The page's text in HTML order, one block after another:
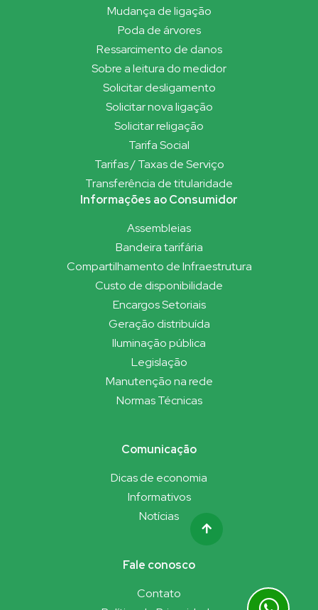
Mudança de ligação
Poda de árvores
Ressarcimento de danos
Sobre a leitura do medidor
Solicitar desligamento
Solicitar nova ligação
Solicitar religação
Tarifa Social
Tarifas / Taxas de Serviço
Transferência de titularidade
Informações ao Consumidor
Assembleias
Bandeira tarifária
Compartilhamento de Infraestrutura
Custo de disponibilidade
Encargos Setoriais
Geração distribuída
Iluminação pública
Legislação
Manutenção na rede
Normas Técnicas
Comunicação
Dicas de economia
Informativos
Notícias
Fale conosco
Contato